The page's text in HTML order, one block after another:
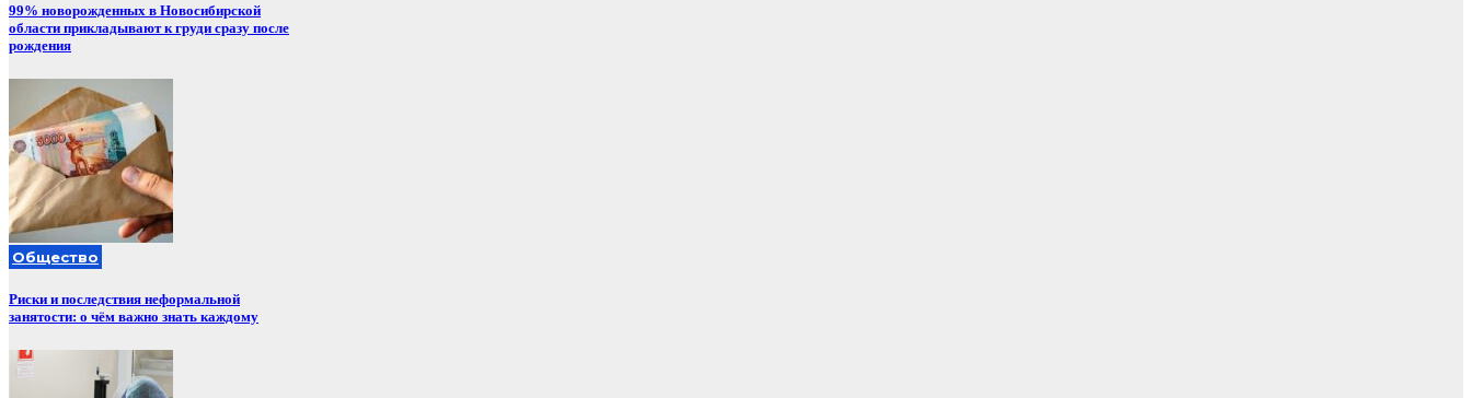
99% новорожденных в Новосибирской
области прикладывают к груди сразу после
рождения
Общество
Риски и последствия неформальной
занятости: о чём важно знать каждому